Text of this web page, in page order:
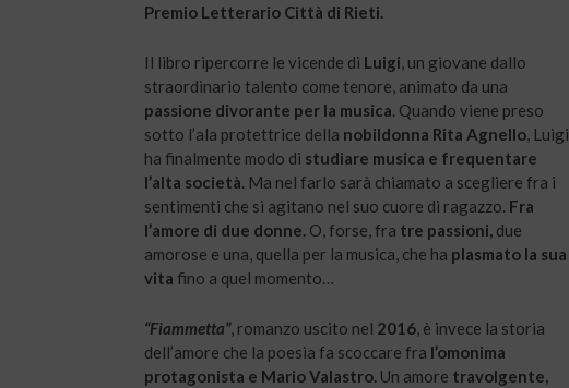
Premio Letterario Città di Rieti.
Il libro ripercorre le vicende di Luigi, un giovane dallo
straordinario talento come tenore, animato da una
passione divorante per la musica. Quando viene preso
sotto l’ala protettrice della nobildonna Rita Agnello, Luigi
ha finalmente modo di studiare musica e frequentare
l’alta società. Ma nel farlo sarà chiamato a scegliere fra i
sentimenti che si agitano nel suo cuore di ragazzo. Fra
l’amore di due donne. O, forse, fra tre passioni, due
amorose e una, quella per la musica, che ha plasmato la sua
vita fino a quel momento…
“Fiammetta”, romanzo uscito nel 2016, è invece la storia
dell’amore che la poesia fa scoccare fra l’omonima
protagonista e Mario Valastro. Un amore travolgente,